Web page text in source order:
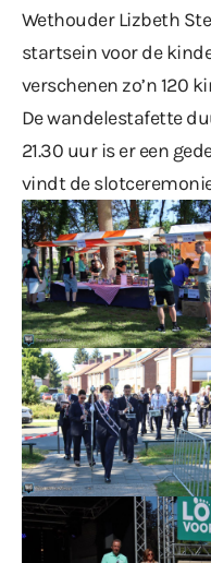
Wethouder Lizbeth
startsein voor de
verschenen zo’n 120
De wandelestafette
21.30 uur is er een
vindt de